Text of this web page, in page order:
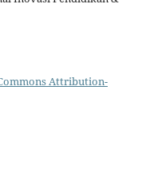
Attribution-